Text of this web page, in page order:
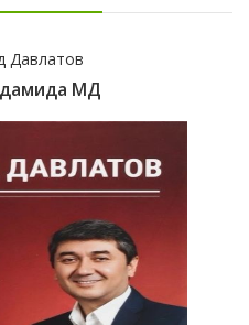
Давлатов
МД